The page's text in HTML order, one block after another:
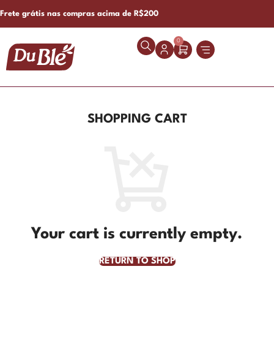
Frete grátis nas compras acima de R$200
0
SHOPPING CART
Your cart is currently empty.
RETURN TO SHOP